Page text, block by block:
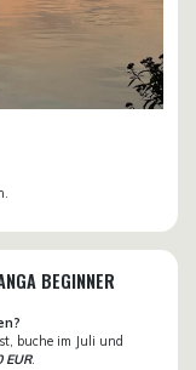
BEGINNER
buche im Juli und
EUR.